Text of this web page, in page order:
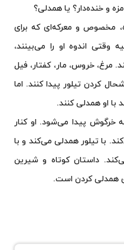
و خنده‌دار؟ یا همدلی؟
مخصوص و معرکه‌ای که برای
اندوه او را می‌بینند،
مرغ، خروس، مار، کفتار، فیل
کردن تیلور پیدا کنند. اما
با او همدلی کنند.
خرگوش پیدا می‌شود. او کنار
با تیلور همدلی می‌کند و با
داستان کوتاه و شیرین
همدلی کردن است.